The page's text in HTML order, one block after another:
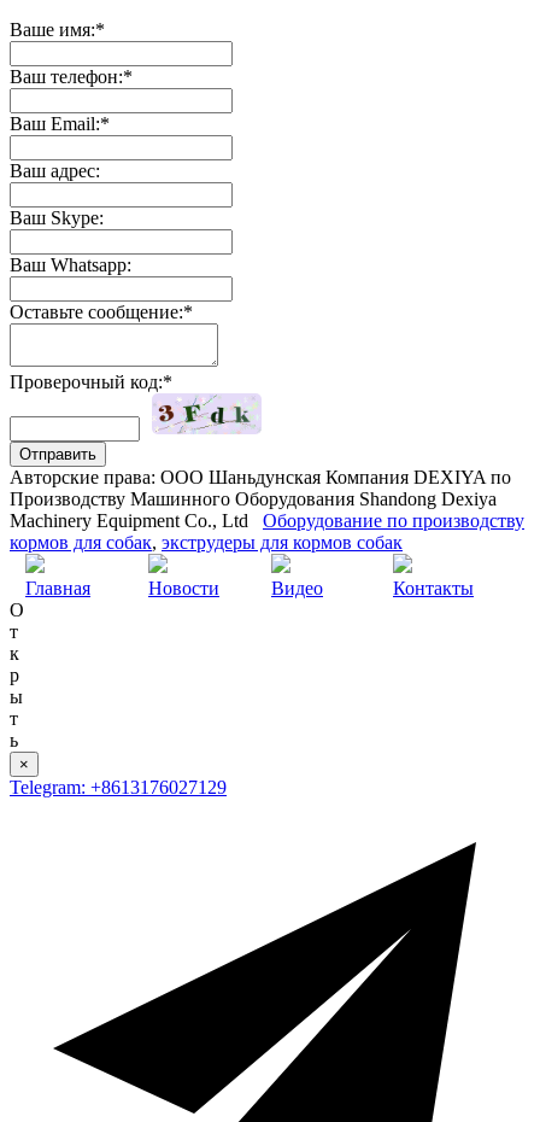
Ваше имя:*
Ваш телефон:*
Ваш Email:*
Ваш адрес:
Ваш Skype:
Ваш Whatsapp:
Оставьте сообщение:*
Проверочный код:*
Авторские права: ООО Шаньдунская Компания DEXIYA по
Производству Машинного Оборудования Shandong Dexiya
Machinery Equipment Co., Ltd Оборудование по производству
кормов для собак, экструдеры для кормов собак
Главная Новости Видео
Контакты
О
т
к
р
ы
т
ь
×
Telegram: +8613176027129